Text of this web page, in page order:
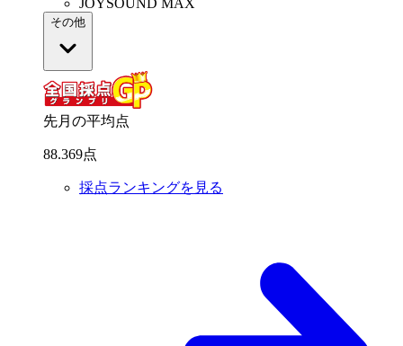
その他
先月の平均点
88.369点
採点ランキングを見る